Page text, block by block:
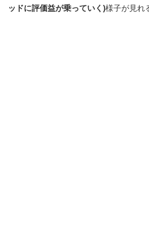
ッドに評価益が乗っていく)様子が見れ